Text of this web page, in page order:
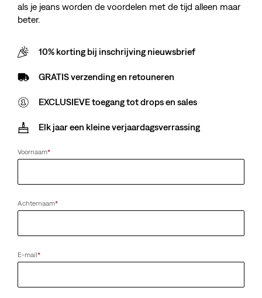
als je jeans worden de voordelen met de tijd alleen maar
beter.
10% korting bij inschrijving nieuwsbrief
GRATIS verzending en retouneren
EXCLUSIEVE toegang tot drops en sales
Elk jaar een kleine verjaardagsverrassing
Voornaam*
Achternaam*
E-mail*